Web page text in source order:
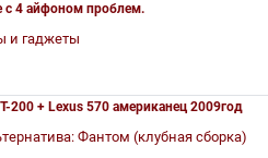
4 айфоном проблем.
и гаджеты
200 + Lexus 570 американец 2009год
Фантом (клубная сборка)